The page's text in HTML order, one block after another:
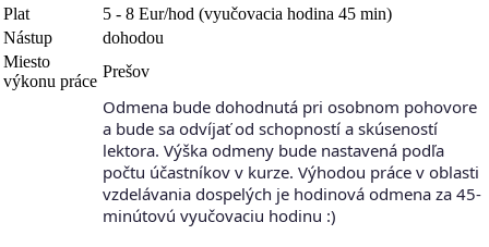
Plat
5 - 8 Eur/hod (vyučovacia hodina 45 min)
Nástup
dohodou
Miesto
výkonu práce
Prešov
Odmena bude dohodnutá pri osobnom pohovore
a bude sa odvíjať od schopností a skúseností
lektora. Výška odmeny bude nastavená podľa
počtu účastníkov v kurze. Výhodou práce v oblasti
vzdelávania dospelých je hodinová odmena za 45-
minútovú vyučovaciu hodinu :)